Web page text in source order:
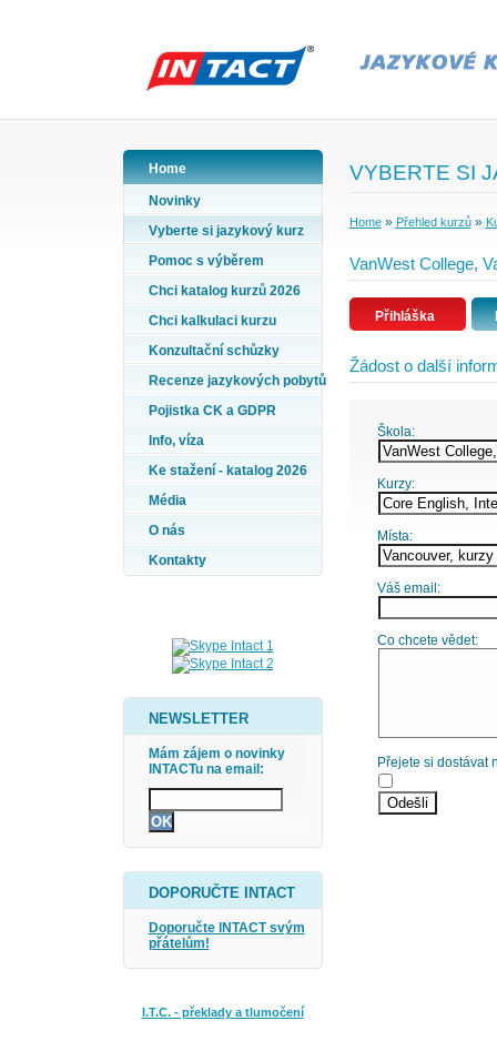
Home
Novinky
Vyberte si jazykový kurz
Pomoc s výběrem
Chci katalog kurzů 2026
Chci kalkulaci kurzu
Konzultační schůzky
Recenze jazykových pobytů
Pojistka CK a GDPR
Info, víza
Ke stažení - katalog 2026
Média
O nás
Kontakty
NEWSLETTER
Mám zájem o novinky
INTACTu na email:
DOPORUČTE INTACT
Doporučte INTACT svým
přátelům!
I.T.C. - překlady a tlumočení
VYBERTE SI
Home» Přehled kurzů»
VanWest College,
Přihláška
Žádost o další
Škola:
Kurzy:
Místa:
Váš email:
Co chcete vědet:
Přejete si dostávat